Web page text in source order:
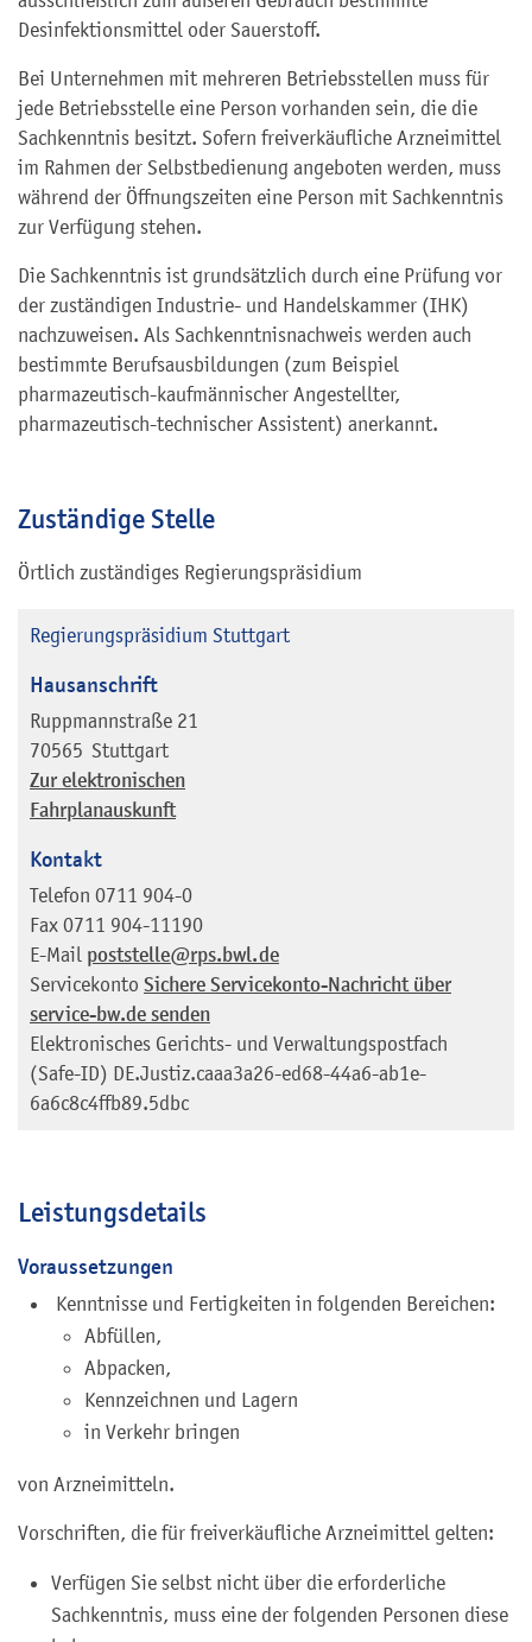
Desinfektionsmittel oder Sauerstoff.
Bei Unternehmen mit mehreren Betriebsstellen muss für
jede Betriebsstelle eine Person vorhanden sein, die die
Sachkenntnis besitzt. Sofern freiverkäufliche Arzneimittel
im Rahmen der Selbstbedienung angeboten werden, muss
während der Öffnungszeiten eine Person mit Sachkenntnis
zur Verfügung stehen.
Die Sachkenntnis ist grundsätzlich durch eine Prüfung vor
der zuständigen Industrie- und Handelskammer (IHK)
nachzuweisen. Als Sachkenntnisnachweis werden auch
bestimmte Berufsausbildungen (zum Beispiel
pharmazeutisch-kaufmännischer Angestellter,
pharmazeutisch-technischer Assistent) anerkannt.
Zuständige Stelle
Örtlich zuständiges Regierungspräsidium
Regierungspräsidium Stuttgart
Hausanschrift
Ruppmannstraße 21
70565 Stuttgart
Zur elektronischen
Fahrplanauskunft
Kontakt
Telefon 0711 904-0
Fax 0711 904-11190
E-Mail poststelle@rps.bwl.de
Servicekonto Sichere Servicekonto-Nachricht über
service-bw.de senden
Elektronisches Gerichts- und Verwaltungspostfach
(Safe-ID) DE.Justiz.caaa3a26-ed68-44a6-ab1e-
6a6c8c4ffb89.5dbc
Leistungsdetails
Voraussetzungen
​​ Kenntnisse und Fertigkeiten in folgenden Bereichen:
Abfüllen,
Abpacken,
Kennzeichnen und Lagern
in Verkehr bringen
von Arzneimitteln.
Vorschriften, die für freiverkäufliche Arzneimittel gelten:
Verfügen Sie selbst nicht über die erforderliche
Sachkenntnis, muss eine der folgenden Personen diese